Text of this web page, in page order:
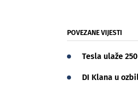
POVEZANE VIJESTI
Tesla ulaže
DI Klana u